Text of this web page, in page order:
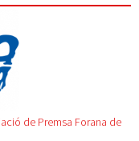
de Premsa Forana de